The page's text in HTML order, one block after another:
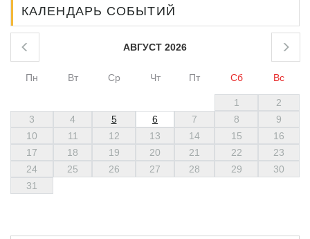
КАЛЕНДАРЬ СОБЫТИЙ
АВГУСТ 2026
Пн Вт Ср Чт Пт Сб Вс
1
2
3
4 5 6 7 8
9
10
11 12 13 14 15
16
17
18 19 20 21 22
23
24
25 26 27 28 29
30
31